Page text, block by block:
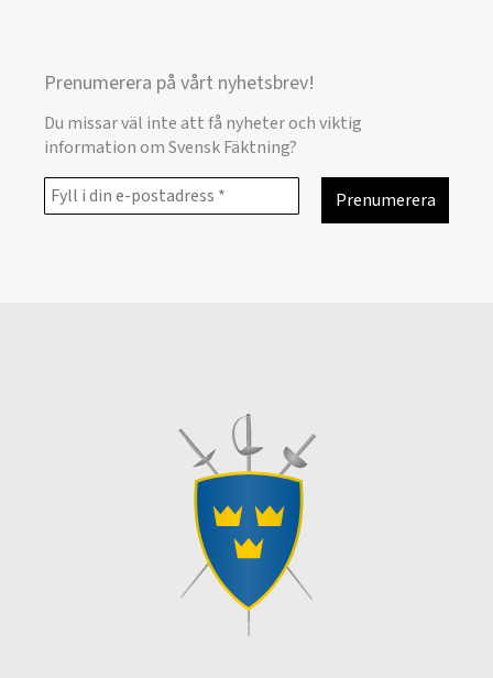
Prenumerera på vårt nyhetsbrev!
Du missar väl inte att få nyheter och viktig
information om Svensk Fäktning?